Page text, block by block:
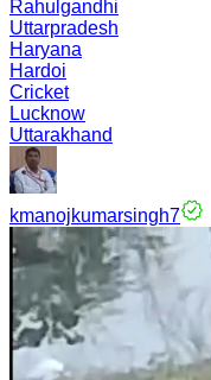
Rahulgandhi
Uttarpradesh
Haryana
Hardoi
Cricket
Lucknow
Uttarakhand
kmanojkumarsingh7